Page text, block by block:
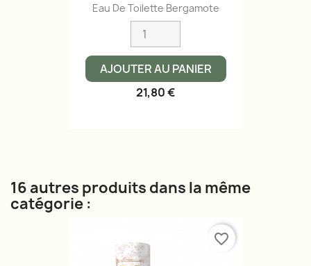
Eau De Toilette Bergamote
AJOUTER AU PANIER
21,80 €
16 autres produits dans la même
catégorie :
favorite_border